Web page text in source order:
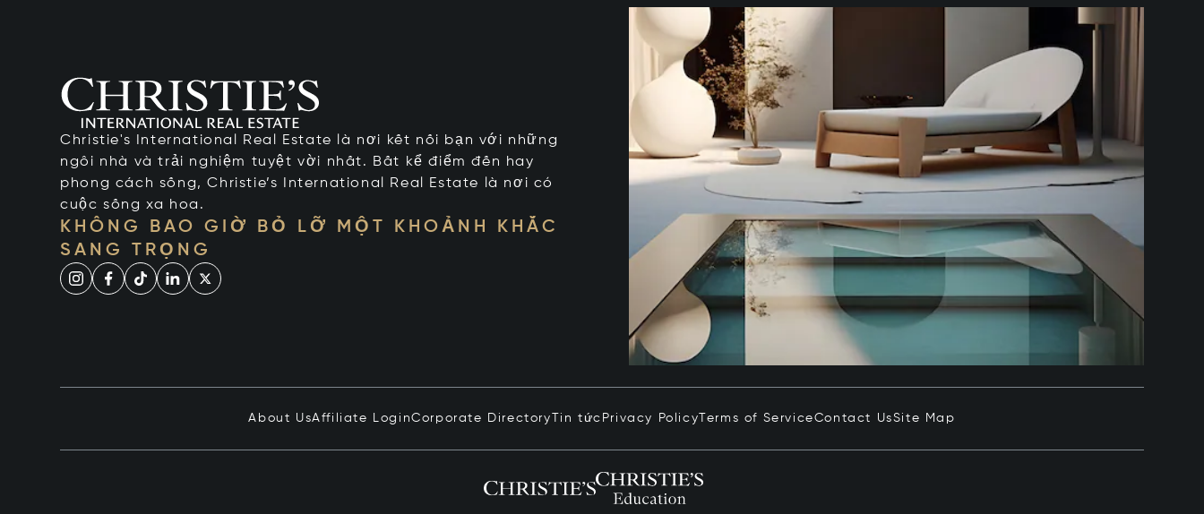
Christie's International Real Estate là nơi kết nối bạn với những
ngôi nhà và trải nghiệm tuyệt vời nhất. Bất kể điểm đến hay
phong cách sống, Christie’s International Real Estate là nơi có
cuộc sống xa hoa.
KHÔNG BAO GIỜ BỎ LỠ MỘT KHOẢNH KHẮC
SANG TRỌNG
About UsAffiliate LoginCorporate Directory Tin tức Privacy Policy Terms of ServiceContact UsSite Map